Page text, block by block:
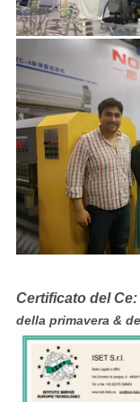
Certificato del Ce:
della primavera &